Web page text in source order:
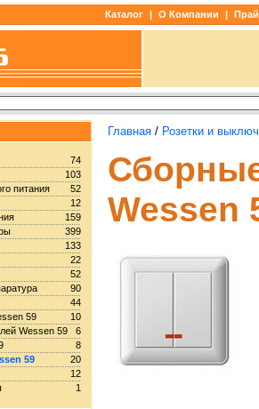
Каталог | О Компании |
74
103
52
питания
12
159
399
133
22
52
90
44
10
59
6
Wessen 59
8
20
59
12
1
Главная / Розетки и
Wessen